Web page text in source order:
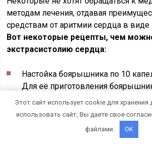
методам лечения, отдавая
средствам от аритмии сердца в виде
Вот некоторые рецепты, чем
экстрасистолию сердца:
Настойка боярышника по 10
Для её приготовления
настаивать в течение 10 дней.
Смесь валерианы в таком же
изготовления несколько чайных
Этот сайт использует cookie для
использовать сайт, Вы даете свое
файлами.
OK